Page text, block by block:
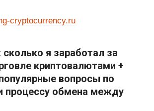
cryptocurrency.ru
сколько я заработал за
криптовалютами +
вопросы по
процессу обмена между